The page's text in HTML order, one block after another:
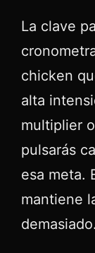
La clave
chicken
alta
multiplier
pulsarás
esa meta.
mantiene
demasiado.